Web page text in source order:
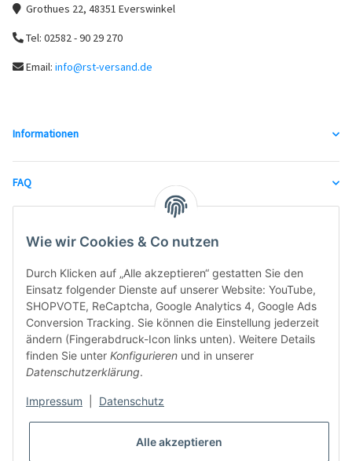
Wie wir Cookies & Co nutzen
Durch Klicken auf „Alle akzeptieren“ gestatten Sie den
Einsatz folgender Dienste auf unserer Website: YouTube,
SHOPVOTE, ReCaptcha, Google Analytics 4, Google Ads
Conversion Tracking. Sie können die Einstellung jederzeit
ändern (Fingerabdruck-Icon links unten). Weitere Details
finden Sie unter Konfigurieren und in unserer
Datenschutzerklärung.
Impressum Datenschutz
Alle akzeptieren
Grothues 22, 48351 Everswinkel
Tel: 02582 - 90 29 270
Email: info@rst-versand.de
Informationen
FAQ
unsere Partner